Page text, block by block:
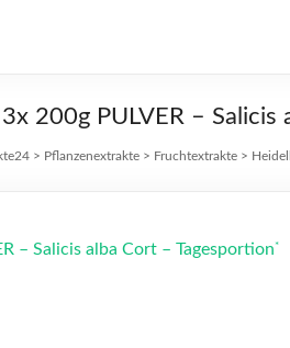
200g PULVER – Salicis
> Pflanzenextrakte > Fruchtextrakte >
– Salicis alba Cort – Tagesportion*